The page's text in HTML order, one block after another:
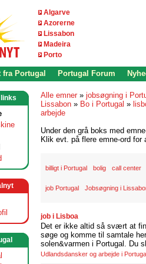
Algarve
Azorerne
Lissabon
Madeira
Porto
fra Portugal Portugal Forum
Alle emner » jobsøgning i
Lissabon » Bo i Portugal »
arbejde
Under den grå boks med
Klik evt. på flere emne-ord
billigt i Portugal bolig call center
job Portugal Jobsøgning i
job i Lisboa
Det er ikke altid så svært at
søge og komme til samtale
solen&varmen i Portugal. Du
Udlandsdansker og arbejde i